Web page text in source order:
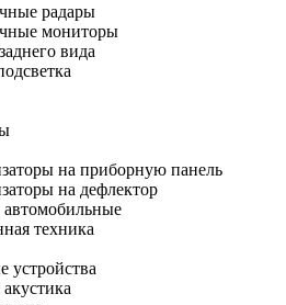
радары
мониторы
вида
на приборную панель
на дефлектор
техника
устройства